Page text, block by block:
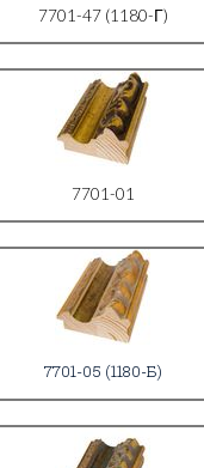
7701-47 (1180-Г)
7701-01
7701-05 (1180-Б)